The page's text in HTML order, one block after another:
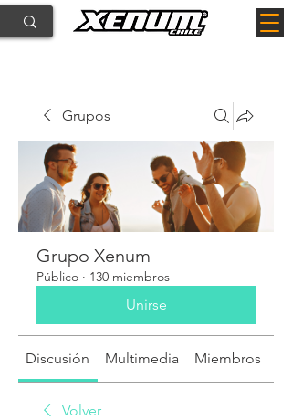
Grupos
Grupo Xenum
Público · 130 miembros
Unirse
Discusión Multimedia Miembros
Volver